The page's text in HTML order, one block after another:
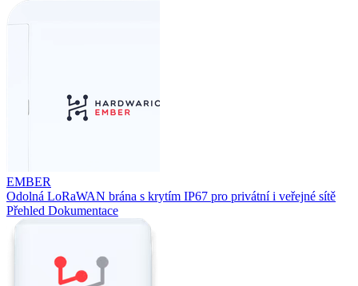
EMBER
Odolná LoRaWAN brána s krytím IP67 pro privátní i veřejné sítě
Přehled Dokumentace